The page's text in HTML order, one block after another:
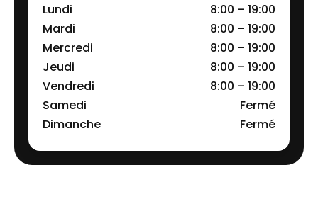
Lundi
8:00 – 19:00
Mardi
8:00 – 19:00
Mercredi
8:00 – 19:00
Jeudi
8:00 – 19:00
Vendredi
8:00 – 19:00
Samedi
Fermé
Dimanche
Fermé